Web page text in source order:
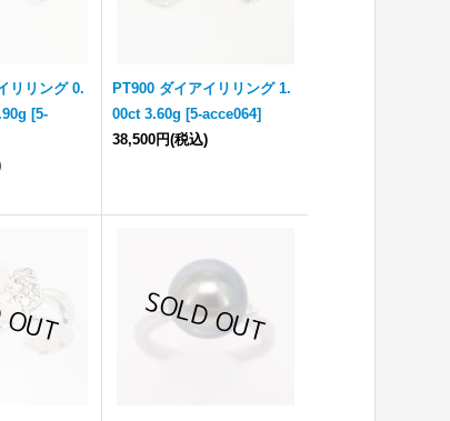
リリング 0.
[5-
PT900 ダイアイリリング 1.
00ct 3.60g [5-acce064]
38,500円(税込)